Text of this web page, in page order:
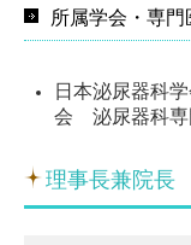
所属学会・専門
日本泌尿器科
会 泌尿器科専
理事長兼院